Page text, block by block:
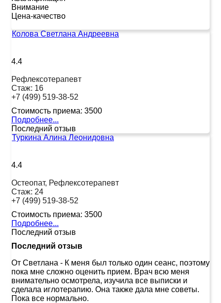
Внимание
Цена-качество
Колова Светлана Андреевна
4.4
Рефлексотерапевт
Стаж: 16
+7 (499) 519-38-52
Стоимость приема: 3500
Подробнее...
Последний отзыв
Туркина Алина Леонидовна
4.4
Остеопат, Рефлексотерапевт
Стаж: 24
+7 (499) 519-38-52
Стоимость приема: 3500
Подробнее...
Последний отзыв
Последний отзыв
От Светлана - К меня был только один сеанс, поэтому
пока мне сложно оценить прием. Врач всю меня
внимательно осмотрела, изучила все выписки и
сделала иглотерапию. Она также дала мне советы.
Пока все нормально.